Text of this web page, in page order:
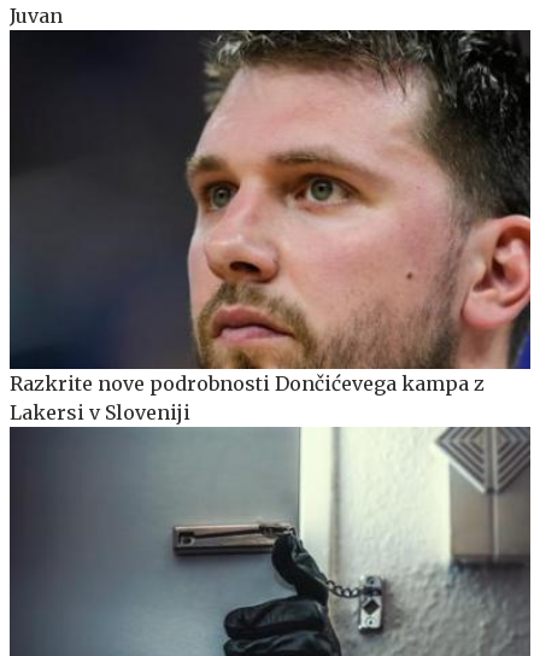
Juvan
Razkrite nove podrobnosti Dončićevega kampa z
Lakersi v Sloveniji